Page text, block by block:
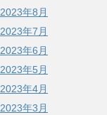
2023年8月
2023年7月
2023年6月
2023年5月
2023年4月
2023年3月